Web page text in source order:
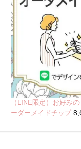
（LINE限定）お好み
ーダーメイドチップ